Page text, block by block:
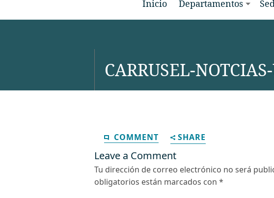
Inicio Departamentos
CARRUSEL-
COMMENT SHARE
Leave a Comment
Tu dirección de correo electrónico no será
obligatorios están marcados con *